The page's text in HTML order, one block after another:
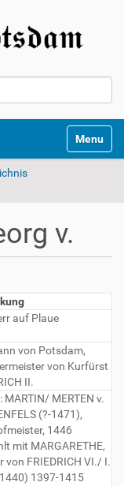
Toggle
v.
auf Plaue
von Potsdam,
von Kurfürst
II.
MARTIN/ MERTEN v.
(?-1471),
1446
mit MARGARETHE,
von FRIEDRICH VI./ I.
1397-1415